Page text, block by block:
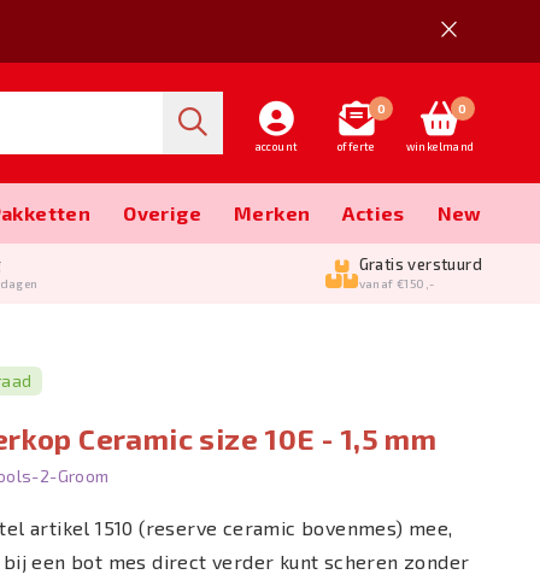
account
0
offerte
0
winkelmand
Overige Merken Acties New
Gratis verstuurd
vanaf €150,-
Ceramic size 10E - 1,5 mm
2-Groom
artikel 1510 (reserve ceramic bovenmes) mee,
een bot mes direct verder kunt scheren zonder